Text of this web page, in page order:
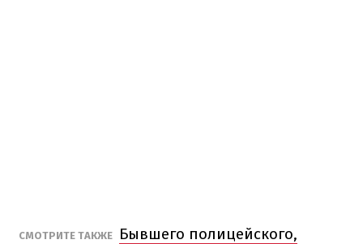
СМОТРИТЕ ТАКЖЕ
Бывшего полицейского,